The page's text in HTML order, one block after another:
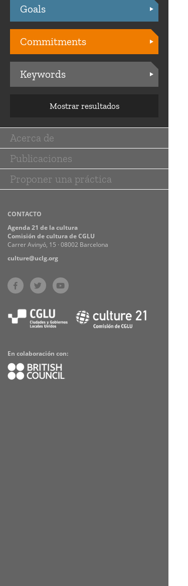
Practices
Goals
Commitments
Keywords
Mostrar resultados
Main
navigation
Acerca de
Publicaciones
Proponer una práctica
CONTACTO
Agenda 21 de la cultura
Comisión de cultura de CGLU
Carrer Avinyó, 15 · 08002 Barcelona
culture@uclg.org
En colaboración con: